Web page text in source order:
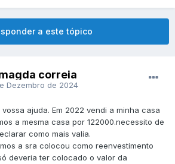
a este tópico
correia
Dezembro de 2024
ajuda. Em 2022 vendi a minha casa
a mesma casa por 122000.necessito de
como mais valia.
a sra colocou como reenvestimento
deveria ter colocado o valor da